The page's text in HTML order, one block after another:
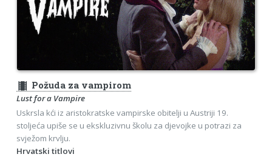
theaters Požuda za vampirom
Lust for a Vampire
Uskrsla kći iz aristokratske vampirske obitelji u Austriji 19.
stoljeća upiše se u ekskluzivnu školu za djevojke u potrazi za
svježom krvlju.
Hrvatski titlovi